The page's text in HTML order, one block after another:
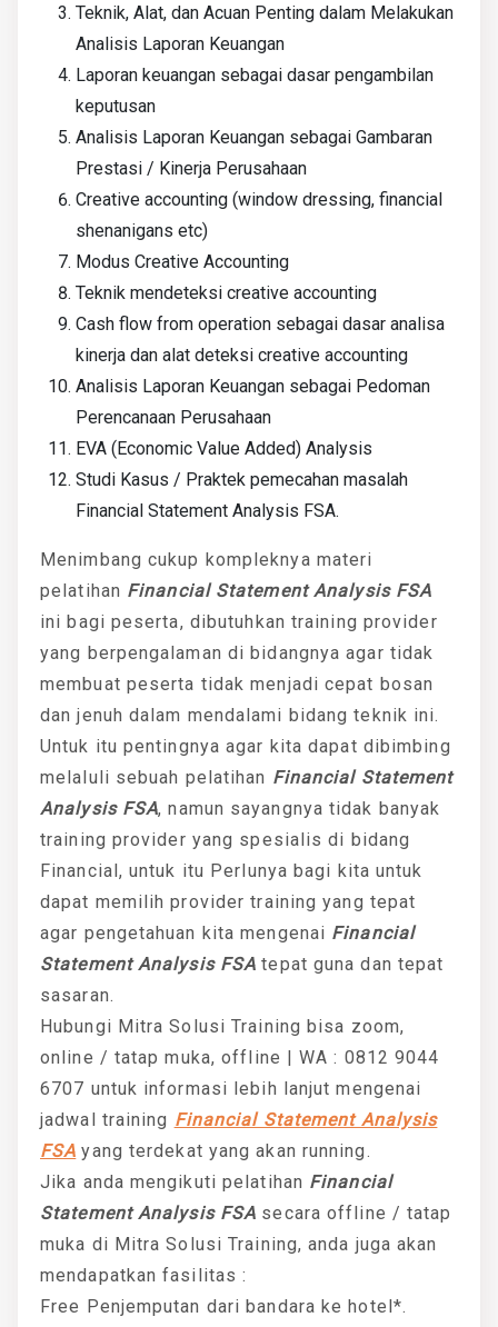
Teknik, Alat, dan Acuan Penting dalam Melakukan
Analisis Laporan Keuangan
Laporan keuangan sebagai dasar pengambilan
keputusan
Analisis Laporan Keuangan sebagai Gambaran
Prestasi / Kinerja Perusahaan
Creative accounting (window dressing, financial
shenanigans etc)
Modus Creative Accounting
Teknik mendeteksi creative accounting
Cash flow from operation sebagai dasar analisa
kinerja dan alat deteksi creative accounting
Analisis Laporan Keuangan sebagai Pedoman
Perencanaan Perusahaan
EVA (Economic Value Added) Analysis
Studi Kasus / Praktek pemecahan masalah
Financial Statement Analysis FSA.
Menimbang cukup kompleknya materi
pelatihan Financial Statement Analysis FSA
ini bagi peserta, dibutuhkan training provider
yang berpengalaman di bidangnya agar tidak
membuat peserta tidak menjadi cepat bosan
dan jenuh dalam mendalami bidang teknik ini.
Untuk itu pentingnya agar kita dapat dibimbing
melaluli sebuah pelatihan Financial Statement
Analysis FSA, namun sayangnya tidak banyak
training provider yang spesialis di bidang
Financial, untuk itu Perlunya bagi kita untuk
dapat memilih provider training yang tepat
agar pengetahuan kita mengenai Financial
Statement Analysis FSA tepat guna dan tepat
sasaran.
Hubungi Mitra Solusi Training bisa zoom,
online / tatap muka, offline | WA : 0812 9044
6707 untuk informasi lebih lanjut mengenai
jadwal training Financial Statement Analysis
FSA yang terdekat yang akan running.
Jika anda mengikuti pelatihan Financial
Statement Analysis FSA secara offline / tatap
muka di Mitra Solusi Training, anda juga akan
mendapatkan fasilitas :
Free Penjemputan dari bandara ke hotel*.